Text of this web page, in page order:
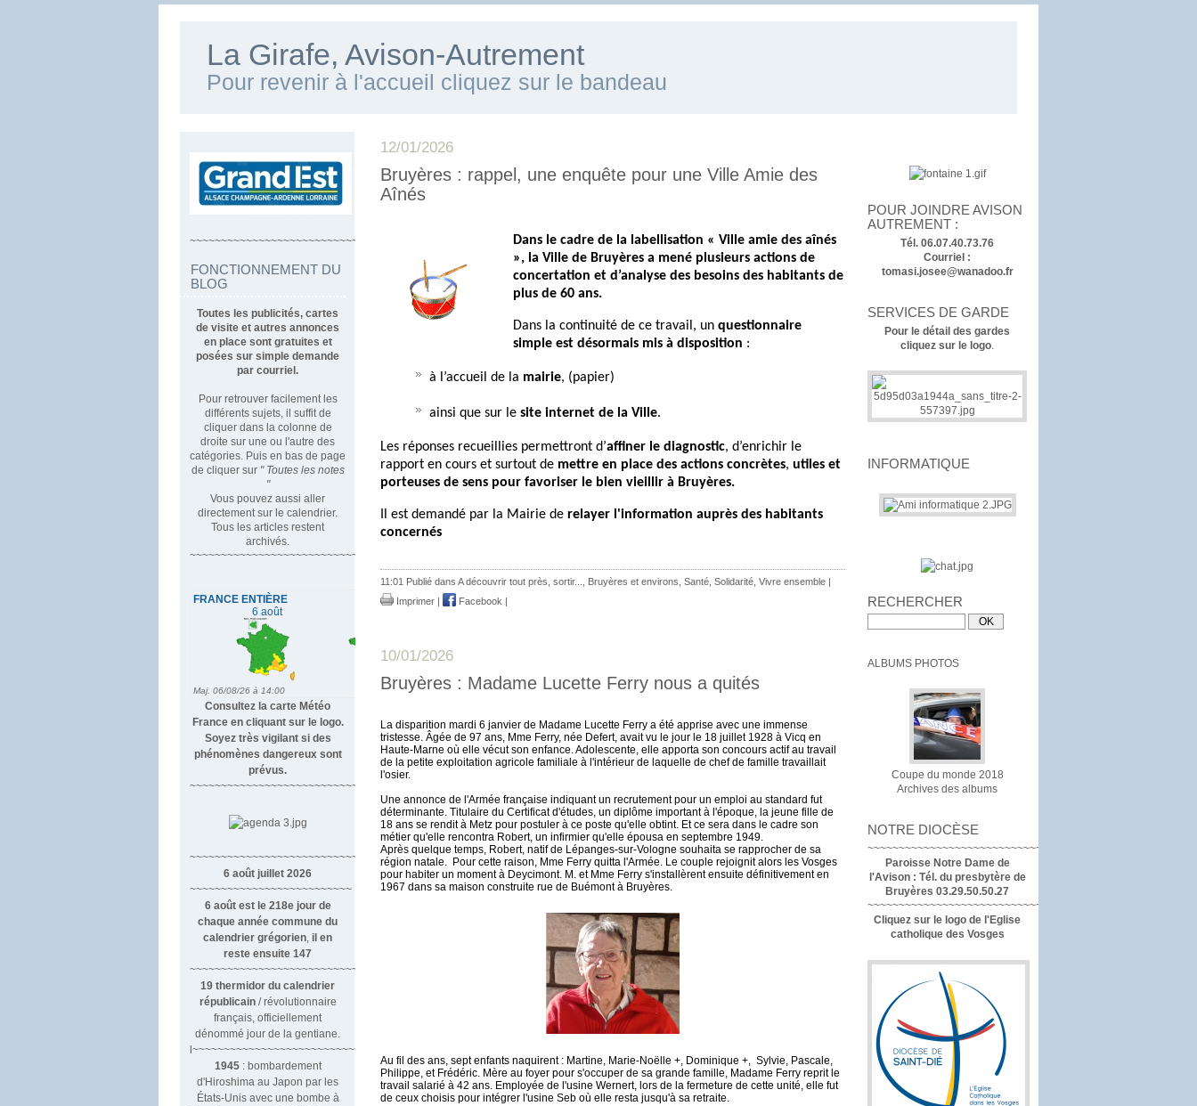
La Girafe, Avison-Autrement
Pour revenir à l'accueil cliquez sur le bandeau
~~~~~~~~~~~~~~~~~~~~~~~~~~~~~~~~~~
FONCTIONNEMENT DU
BLOG
Toutes les publicités, cartes
de visite et autres annonces
en place sont gratuites et
posées sur simple demande
par courriel.
Pour retrouver facilement les
différents sujets, il suffit de
cliquer dans la colonne de
droite sur une ou l'autre des
catégories. Puis en bas de page
de cliquer sur " Toutes les notes
"
Vous pouvez aussi aller
directement sur le calendrier.
Tous les articles restent
archivés.
~~~~~~~~~~~~~~~~~~~~~~~~~~~~~~~~~
Consultez la carte Météo
France en cliquant sur le logo.
Soyez très vigilant si des
phénomènes dangereux sont
prévus.
~~~~~~~~~~~~~~~~~~~~~~~~~~~~
~~~~~~~~~~~~~~~~~~~~~~~~~~~~~~
6 août juillet 2026
~~~~~~~~~~~~~~~~~~~~~~~~~~
6 août est le 218e jour de
chaque année commune du
calendrier grégorien il en
reste ensuite 147
~~~~~~~~~~~~~~~~~~~~~~~~~~~~~~~~
19 thermidor du calendrier
républicain/ révolutionnaire
français, officiellement
dénommé jour de la gentiane.
l~~~~~~~~~~~~~~~~~~~~~~~~~~~
1945 : bombardement
d'Hiroshima au Japon par les
États-Unis avec une bombe à
POUR JOINDRE AVISON
AUTREMENT :
Tél. 06.07.40.73.76
Courriel :
tomasi.josee@wanadoo.fr
SERVICES DE GARDE
Pour le détail des gardes
cliquez sur le logo
INFORMATIQUE
RECHERCHER
ALBUMS PHOTOS
Coupe du monde 2018
Archives des albums
NOTRE DIOCÈSE
~~~~~~~~~~~~~~~~~~~~~~~~~~~~~~~~~~
Paroisse Notre Dame de
l'Avison : Tél. du presbytère de
Bruyères 03.29.50.50.27
~~~~~~~~~~~~~~~~~~~~~~~~~~~~~~~~
Cliquez sur le logo de l'Eglise
catholique des Vosges
12/01/2026
Bruyères : rappel, une enquête pour une Ville Amie des
Aînés
Dans le cadre de la labellisation « Ville amie des aînés
», la Ville de Bruyères a mené plusieurs actions de
concertation et d’analyse des besoins des habitants de
plus de 60 ans.
Dans la continuité de ce travail, unquestionnaire
simple est désormais mis à disposition :
à l’accueil de la mairie, (papier)
ainsi que sur le site internet de la Ville.
Les réponses recueillies permettront d’affiner le diagnostic, d’enrichir le
rapport en cours et surtout de mettre en place des actions concrètes, utiles et
porteuses de sens pour favoriser le bien vieillir à Bruyères.
Il est demandé par la Mairie de relayer l'information auprès des habitants
concernés
11:01 Publié dans A découvrir tout près, sortir... Bruyères et environs Santé Solidarité Vivre ensemble |
Imprimer | Facebook |
10/01/2026
Bruyères : Madame Lucette Ferry nous a quités
La disparition mardi 6 janvier de Madame Lucette Ferry a été apprise avec une immense
tristesse. Âgée de 97 ans, Mme Ferry, née Defert, avait vu le jour le 18 juillet 1928 à Vicq en
Haute-Marne où elle vécut son enfance. Adolescente, elle apporta son concours actif au travail
de la petite exploitation agricole familiale à l'intérieur de laquelle de chef de famille travaillait
l'osier.
Une annonce de l'Armée française indiquant un recrutement pour un emploi au standard fut
déterminante. Titulaire du Certificat d'études, un diplôme important à l'époque, la jeune fille de
18 ans se rendit à Metz pour postuler à ce poste qu'elle obtint. Et ce sera dans le cadre son
métier qu'elle rencontra Robert, un infirmier qu'elle épousa en septembre 1949.
Après quelque temps, Robert, natif de Lépanges-sur-Vologne souhaita se rapprocher de sa
région natale. Pour cette raison, Mme Ferry quitta l'Armée. Le couple rejoignit alors les Vosges
pour habiter un moment à Deycimont. M. et Mme Ferry s'installèrent ensuite définitivement en
1967 dans sa maison construite rue de Buémont à Bruyères.
Au fil des ans, sept enfants naquirent : Martine, Marie-Noëlle +, Dominique +, Sylvie, Pascale,
Philippe, et Frédéric. Mère au foyer pour s'occuper de sa grande famille, Madame Ferry reprit le
travail salarié à 42 ans. Employée de l'usine Wernert, lors de la fermeture de cette unité, elle fut
de ceux choisis pour intégrer l'usine Seb où elle resta jusqu'à sa retraite.